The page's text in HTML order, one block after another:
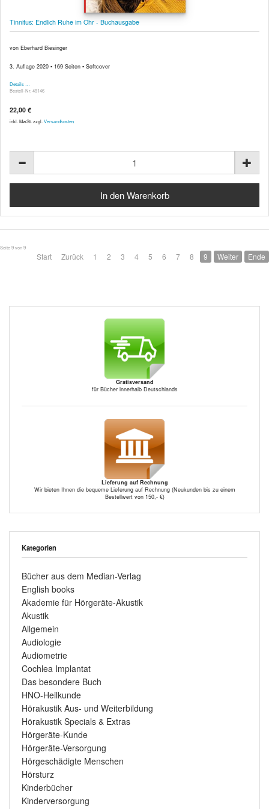
Tinnitus: Endlich Ruhe im Ohr - Buchausgabe
von Eberhard Biesinger
3. Auflage 2020 ▪ 169 Seiten ▪ Softcover
Details …
Bestell-Nr. 49146
22,00 €
inkl. MwSt. zzgl. Versandkosten
Seite 9 von 9
Start Zurück 1 2 3 4 5 6 7 8 9 Weiter Ende
Gratisversand
für Bücher innerhalb Deutschlands
Lieferung auf Rechnung
Wir bieten Ihnen die bequeme Lieferung auf Rechnung (Neukunden bis zu einem
Bestellwert von 150,- €)
Kategorien
Bücher aus dem Median-Verlag
English books
Akademie für Hörgeräte-Akustik
Akustik
Allgemein
Audiologie
Audiometrie
Cochlea Implantat
Das besondere Buch
HNO-Heilkunde
Hörakustik Aus- und Weiterbildung
Hörakustik Specials & Extras
Hörgeräte-Kunde
Hörgeräte-Versorgung
Hörgeschädigte Menschen
Hörsturz
Kinderbücher
Kinderversorgung